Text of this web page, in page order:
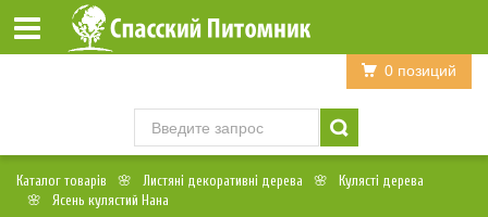
Войти Регистрация
0 позиций
Каталог товарів Листяні декоративні дерева
Кулясті дерева
Ясень кулястий Нана